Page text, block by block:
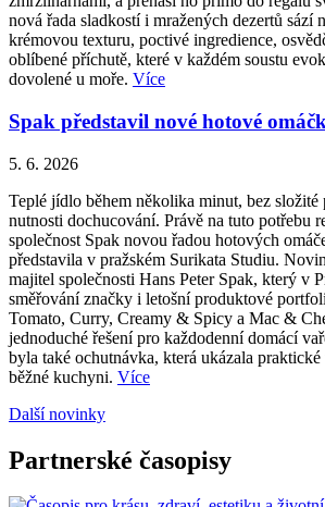
nová řada sladkostí i mražených dezertů sází
krémovou texturu, poctivé ingredience,
oblíbené příchutě, které v každém soustu
dovolené u moře. Více
Spak představil nové hotové
5. 6. 2026
Teplé jídlo během několika minut, bez složité
nutnosti dochucování. Právě na tuto potřebu
společnost Spak novou řadou hotových
představila v pražském Surikata Studiu.
majitel společnosti Hans Peter Spak, který v
směřování značky i letošní produktové
Tomato, Curry, Creamy & Spicy a Mac &
jednoduché řešení pro každodenní domácí
byla také ochutnávka, která ukázala
běžné kuchyni. Více
Další novinky
Partnerské časopisy